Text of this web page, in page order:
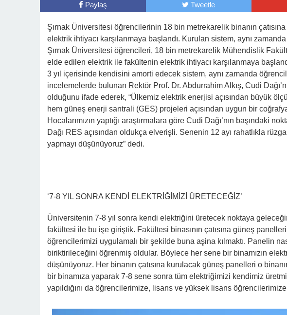
Paylaş Tweetle
Şırnak Üniversitesi öğrencilerinin 18 bin metrekarelik binanın
elektrik ihtiyacı karşılanmaya başlandı. Kurulan sistem, aynı
Şırnak Üniversitesi öğrencileri, 18 bin metrekarelik Mühendislik
elde edilen elektrik ile fakültenin elektrik ihtiyacı karşılanmaya
3 yıl içerisinde kendisini amorti edecek sistem, aynı zamanda
incelemelerde bulunan Rektör Prof. Dr. Abdurrahim Alkış, Cudi
olduğunu ifade ederek, “Ülkemiz elektrik enerjisi açısından büyük
hem güneş enerji santrali (GES) projeleri açısından uygun bir
Hocalarımızın yaptığı araştırmalara göre Cudi Dağı’nın başındaki
Dağı RES açısından oldukça elverişli. Senenin 12 ayı rahatlıkla
yapmayı düşünüyoruz” dedi.
‘7-8 YIL SONRA KENDİ ELEKTRİĞİMİZİ ÜRETECEĞİZ’
Üniversitenin 7-8 yıl sonra kendi elektriğini üretecek noktaya
fakültesi ile bu işe giriştik. Fakültesi binasının çatısına güneş
öğrencilerimizi uygulamalı bir şekilde buna aşina kılmaktı. Panelin
biriktirileceğini öğrenmiş oldular. Böylece her sene bir binamızın
düşünüyoruz. Her binanın çatısına kurulacak güneş panelleri o
bir binamıza yaparak 7-8 sene sonra tüm elektriğimizi kendimiz
yapıldığını da öğrencilerimize, lisans ve yüksek lisans